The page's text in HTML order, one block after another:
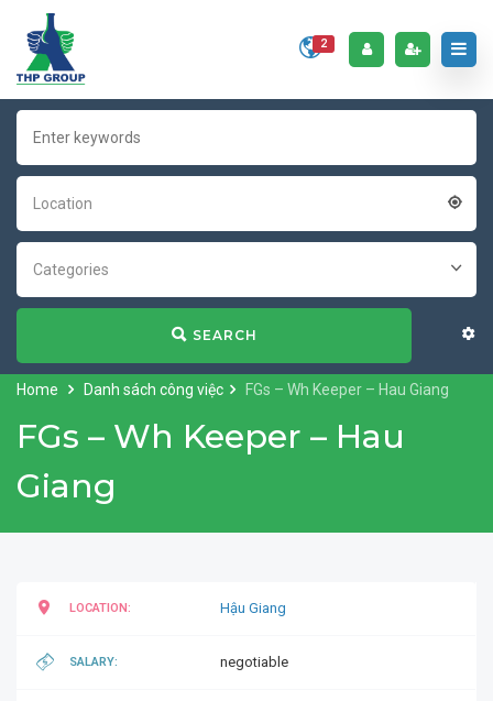
2
Location
Categories
SEARCH
Home Danh sách công việc FGs – Wh Keeper – Hau Giang
FGs – Wh Keeper – Hau
Giang
LOCATION: Hậu Giang
SALARY: negotiable